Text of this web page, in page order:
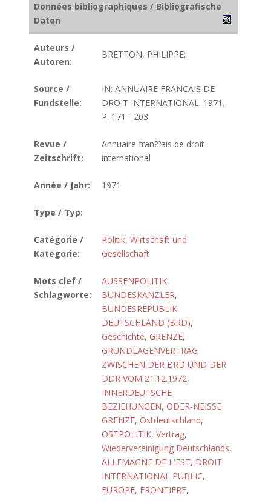
Données bibliographiques / Bibliografische
Daten
Auteurs /
Autoren:
BRETTON, PHILIPPE;
Source /
Fundstelle:
IN: ANNUAIRE FRANCAIS DE
DROIT INTERNATIONAL. 1971.
P. 171 - 203.
Revue /
Zeitschrift:
Annuaire fran?ºais de droit
international
Année / Jahr: 1971
Type / Typ:
Catégorie /
Kategorie:
Politik, Wirtschaft und
Gesellschaft
Mots clef /
Schlagworte:
AUSSENPOLITIK,
BUNDESKANZLER,
BUNDESREPUBLIK
DEUTSCHLAND (BRD),
Geschichte, GRENZE,
GRUNDLAGENVERTRAG
ZWISCHEN DER BRD UND DER
DDR VOM 21.12.1972,
INNERDEUTSCHE
BEZIEHUNGEN, ODER-NEISSE
GRENZE, Ostdeutschland,
OSTPOLITIK, Vertrag,
Wiedervereinigung Deutschlands,
ALLEMAGNE DE L'EST, DROIT
INTERNATIONAL PUBLIC,
EUROPE, FRONTIERE,